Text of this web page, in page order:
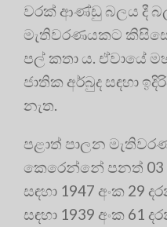
වරක් ආණ්ඩු බලය දී
මැතිවරණයකට
පල් කතා ය. ඒවායේ
ජාතික අර්බුද සඳහා
නැත.
පළාත් පාලන
කෙරෙන්නේ පනත් 03
සඳහා 1947 අංක 29
සඳහා 1939 අංක 61